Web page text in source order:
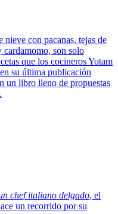
nieve con pacanas, tejas de
cardamomo, son solo
que los cocineros Yotam
su última publicación
un libro lleno de propuestas
chef italiano delgado, el
un recorrido por su